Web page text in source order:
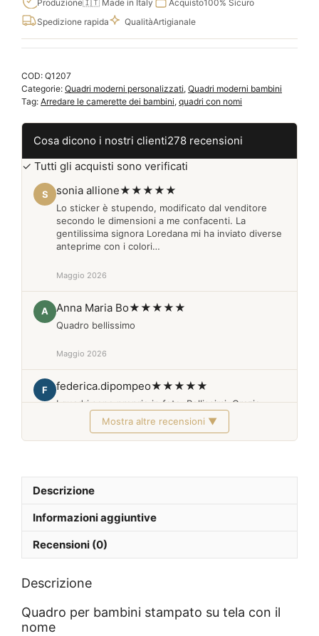
e
tela
Q1207
quantità
Produzione🇮🇹 Made in Italy Acquisto100% Sicuro
Spedizione rapida
QualitàArtigianale
COD: Q1207
Categorie: Quadri moderni personalizzati, Quadri moderni bambini
Tag: Arredare le camerette dei bambini, quadri con nomi
Cosa dicono i nostri clienti278 recensioni
✓ Tutti gli acquisti sono verificati
S sonia allione★★★★★
Lo sticker è stupendo, modificato dal venditore
secondo le dimensioni a me confacenti. La
gentilissima signora Loredana mi ha inviato diverse
anteprime con i colori…
Maggio 2026
A Anna Maria Bo★★★★★
Quadro bellissimo
Maggio 2026
F federica.dipompeo★★★★★
I quadri sono proprio in foto. Bellissimi. Grazie
Febbraio 2026
Mostra altre recensioni ▼
Descrizione
Informazioni aggiuntive
Recensioni (0)
Descrizione
Quadro per bambini stampato su tela con il
nome